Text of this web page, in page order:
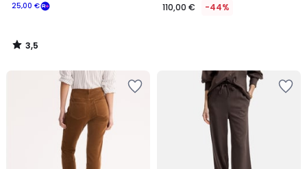
25,00 €
3,5
/
110,00 € -44%